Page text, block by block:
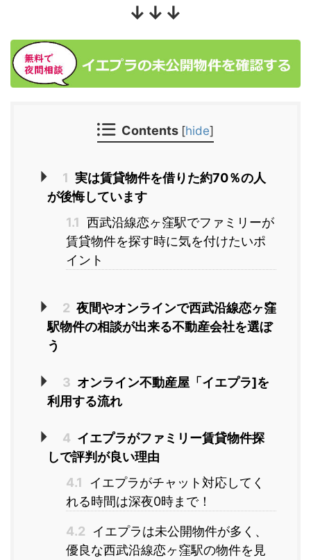
↓↓↓
Contents [hide]
1 実は賃貸物件を借りた約70％の人
が後悔しています
1.1 西武沿線恋ヶ窪駅でファミリーが
賃貸物件を探す時に気を付けたいポ
イント
2 夜間やオンラインで西武沿線恋ヶ窪
駅物件の相談が出来る不動産会社を選ぼ
う
3 オンライン不動産屋「イエプラ]を
利用する流れ
4 イエプラがファミリー賃貸物件探
しで評判が良い理由
4.1
イエプラがチャット対応してく
れる時間は深夜0時まで！
4.2
イエプラは未公開物件が多く、
優良な西武沿線恋ヶ窪駅の物件を見